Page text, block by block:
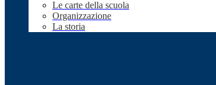
Le carte della scuola
Organizzazione
La storia